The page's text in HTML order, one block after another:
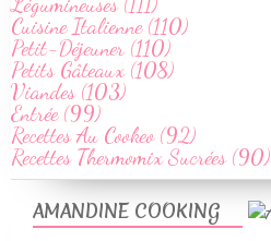
AMANDINE COOKING
Cuisine Italienne (110)
Petit-Déjeuner (110)
Petits Gâteaux (108)
Viandes (103)
Entrée (99)
Recettes Au Cookeo (92)
Recettes Thermomix Sucrées (90)